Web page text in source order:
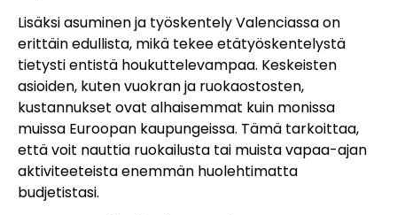
Lisäksi asuminen ja työskentely Valenciassa on
erittäin edullista, mikä tekee etätyöskentelystä
tietysti entistä houkuttelevampaa. Keskeisten
asioiden, kuten vuokran ja ruokaostosten,
kustannukset ovat alhaisemmat kuin monissa
muissa Euroopan kaupungeissa. Tämä tarkoittaa,
että voit nauttia ruokailusta tai muista vapaa-ajan
aktiviteeteista enemmän huolehtimatta
budjetistasi.